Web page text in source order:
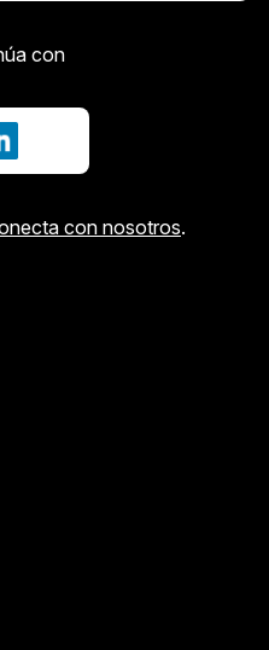
con
sesión con LinkedIn
con nosotros.